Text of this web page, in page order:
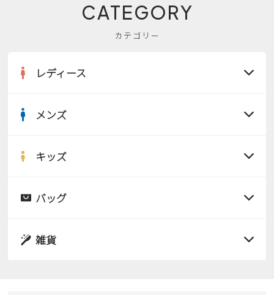
CATEGORY
カテゴリー
レディース
サンダル
スニーカー
メンズ
サンダル
キッズ
サンダル
バッグ
雑貨